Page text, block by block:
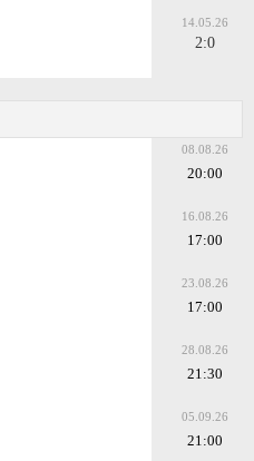
14.05.26
2:0
08.08.26
20:00
16.08.26
17:00
23.08.26
17:00
28.08.26
21:30
05.09.26
21:00